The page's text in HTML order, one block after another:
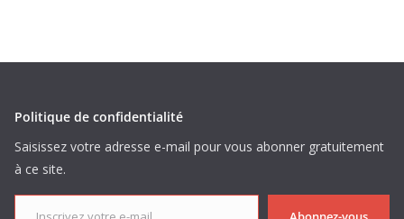
Politique de confidentialité
Saisissez votre adresse e-mail pour vous abonner gratuitement
à ce site.
Inscrivez votre e-mail...